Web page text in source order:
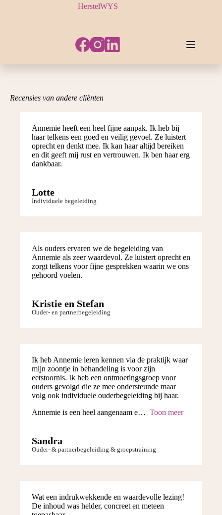
HerstelWYS
Recensies van andere cliënten
Individuele begeleiding
Annemie heeft een heel fijne aanpak. Ik heb bij
haar telkens een goed en veilig gevoel. Ze luistert
oprecht en denkt mee. Ik kan haar altijd bereiken
en dit geeft mij rust en vertrouwen. Ik ben haar erg
dankbaar.
Lotte
Ouder- en partnerbegeleiding
Als ouders ervaren we de begeleiding van
Annemie als zeer waardevol. Ze luistert oprecht en
zorgt telkens voor fijne gesprekken waarin we ons
gehoord voelen.
Kristie en Stefan
Ouder- & partnerbegeleiding & groepstraining
Ik heb Annemie leren kennen via de praktijk waar
mijn zoontje in behandeling is voor zijn
eetstoornis. Ik heb een ontmoetingsgroep voor
ouders gevolgd die ze mee ondersteunde maar
volg ook individuele ouderbegeleiding bij haar.
Annemie is een heel aangenaam e
Toon meer
Sandra
Wat een indrukwekkende en waardevolle lezing!
De inhoud was helder, concreet en meteen